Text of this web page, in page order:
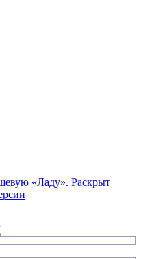
«Ладу». Раскрыт